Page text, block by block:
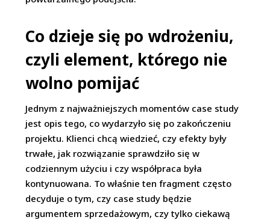
Co dzieje się po wdrożeniu,
czyli element, którego nie
wolno pomijać
Jednym z najważniejszych momentów case study
jest opis tego, co wydarzyło się po zakończeniu
projektu. Klienci chcą wiedzieć, czy efekty były
trwałe, jak rozwiązanie sprawdziło się w
codziennym użyciu i czy współpraca była
kontynuowana. To właśnie ten fragment często
decyduje o tym, czy case study będzie
argumentem sprzedażowym, czy tylko ciekawą